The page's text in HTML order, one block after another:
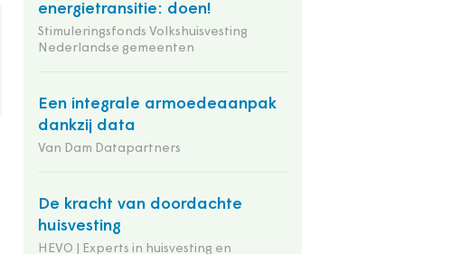
energietransitie: doen!
Stimuleringsfonds Volkshuisvesting
Nederlandse gemeenten
Een integrale armoedeaanpak
dankzij data
Van Dam Datapartners
De kracht van doordachte
huisvesting
HEVO | Experts in huisvesting en